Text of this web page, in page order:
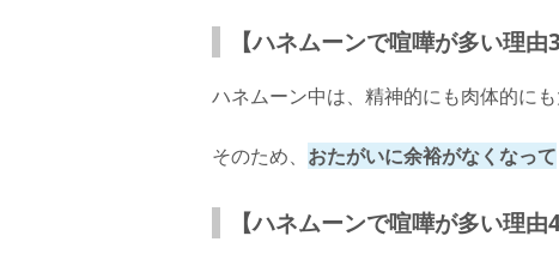
【ハネムーンで喧嘩が多い理
ハネムーン中は、精神的にも肉体的に
そのため、 おたがいに余裕がなくなって
【ハネムーンで喧嘩が多い理